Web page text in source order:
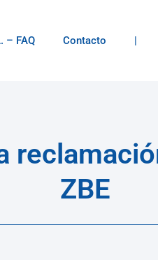
– FAQ Contacto |
ZBE